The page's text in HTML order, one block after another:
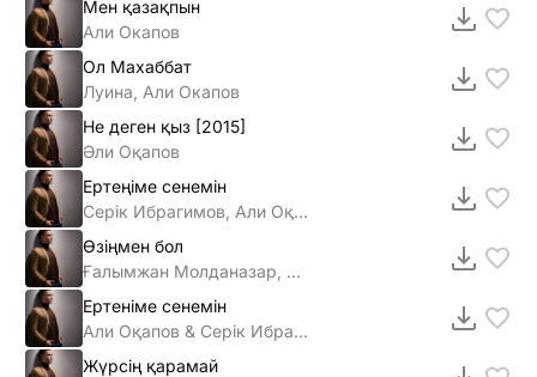
Мен қазақпын
Али Окапов
Ол Махаббат
Луина, Али Окапов
Не деген қыз [2015]
Әли Оқапов
Ертеңіме сенемін
Серік Ибрагимов, Али Оқапов
Өзіңмен бол
Ғалымжан Молданазар, Диас Аблаев & Али Оқапов
Ертеніме сенемін
Али Оқапов & Серік Ибрагимов
Жүрсің қарамай